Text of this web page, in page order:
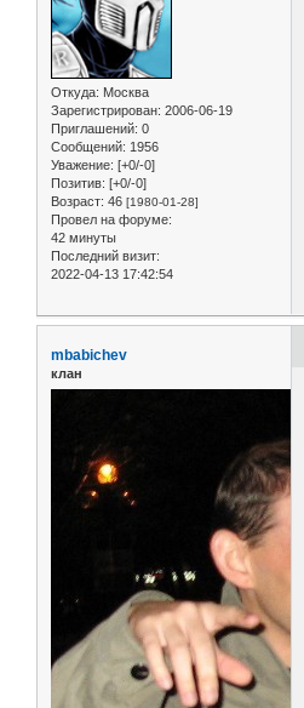
Откуда: Москва
Зарегистрирован: 2006-06-19
Приглашений: 0
Сообщений: 1956
Уважение: [+0/-0]
Позитив: [+0/-0]
Возраст: 46 [1980-01-28]
Провел на форуме:
42 минуты
Последний визит:
2022-04-13 17:42:54
mbabichev
клан